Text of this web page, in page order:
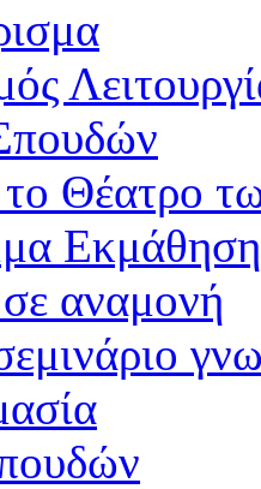
το Θέατρο
αναμονή